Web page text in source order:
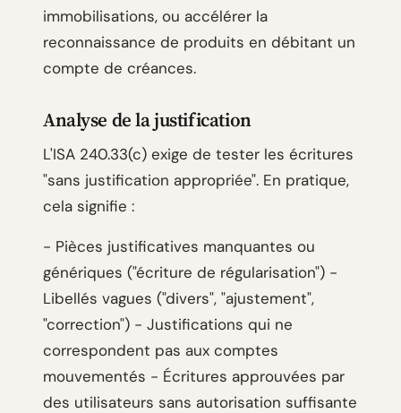
immobilisations, ou accélérer la
reconnaissance de produits en débitant un
compte de créances.
Analyse de la justification
L'ISA 240.33(c) exige de tester les écritures
"sans justification appropriée". En pratique,
cela signifie :
- Pièces justificatives manquantes ou
génériques ("écriture de régularisation") -
Libellés vagues ("divers", "ajustement",
"correction") - Justifications qui ne
correspondent pas aux comptes
mouvementés - Écritures approuvées par
des utilisateurs sans autorisation suffisante